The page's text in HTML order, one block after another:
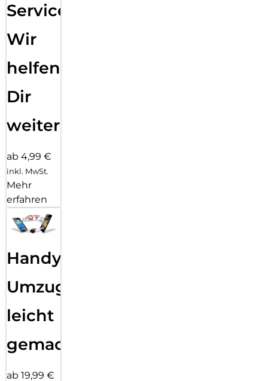
Service:
Wir
helfen
Dir
weiter
ab 4,99 €
inkl. MwSt.
Mehr
erfahren
Handy
Umzug
leicht
gemacht!
ab 19,99 €